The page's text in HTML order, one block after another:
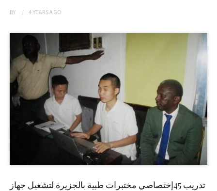
BY 4 YEARSAGO
تدريب 45إختصاصي مختبرات طبية بالجزيرة لتشغيل جهاز